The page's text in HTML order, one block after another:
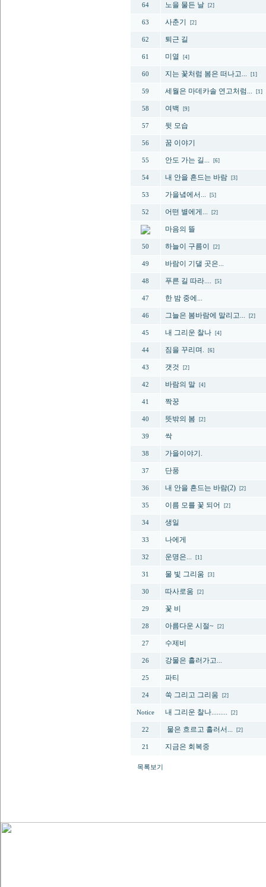
64 노을 물든 날 [2]
63 사춘기 [2]
62 퇴근 길
61 미열 [4]
60 지는 꽃처럼 봄은 떠나고... [1]
59 세월은 마데카솔 연고처럼... [1]
58 여백 [9]
57 뒷 모습
56 꿈 이야기
55 안도 가는 길... [6]
54 내 안을 흔드는 바람 [3]
53 가을녘에서... [5]
52 어떤 별에게... [2]
마음의 뜰
50 하늘이 구름이 [2]
49 바람이 기댈 곳은...
48 푸른 길 따라.... [5]
47 한 밤 중에...
46 그늘은 봄바람에 말리고... [2]
45 내 그리운 찰나 [4]
44 짐을 꾸리며. [6]
43 갯것 [2]
42 바람의 말 [4]
41 짝꿍
40 뜻밖의 봄 [2]
39 싹
38 가을이야기.
37 단풍
36 내 안을 흔드는 바람(2) [2]
35 이름 모를 꽃 되어 [2]
34 생일
33 나에게
32 운명은... [1]
31 물 빛 그리움 [3]
30 따사로움 [2]
29 꽃 비
28 아름다운 시절~ [2]
27 수제비
26 강물은 흘러가고...
25 파티
24 쑥 그리고 그리움 [2]
Notice 내 그리운 찰나......... [2]
22 물은 흐르고 흘러서... [2]
21 지금은 회복중
목록보기